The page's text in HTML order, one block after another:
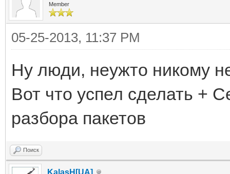
Member
05-25-2013, 11:37 PM
Ну люди, неужто никому
Вот что успел сделать +
разбора пакетов
Поиск
KalasH[UA]